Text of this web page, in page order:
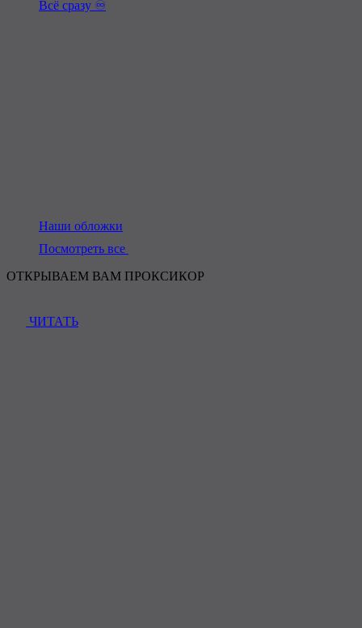
Всё сразу ♾️
Наши обложки
Посмотреть все
ОТКРЫВАЕМ ВАМ ПРОКСИКОР
ЧИТАТЬ